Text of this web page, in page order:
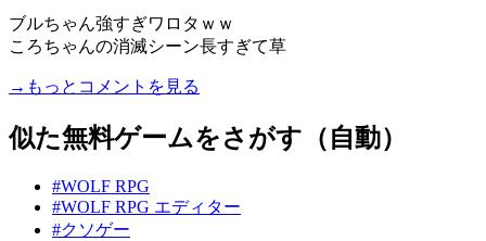
ブルちゃん強すぎワロタｗｗ
ころちゃんの消滅シーン長すぎて草
→もっとコメントを見る
似た無料ゲームをさがす（自動）
#WOLF RPG
#WOLF RPG エディター
#クソゲー